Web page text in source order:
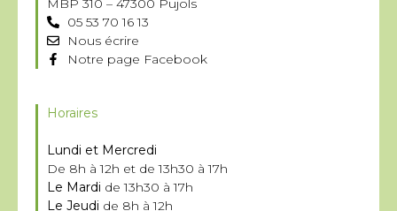
MBP 310 – 47300 Pujols
05 53 70 16 13
Nous écrire
Notre page Facebook
Horaires
Lundi et Mercredi
De 8h à 12h et de 13h30 à 17h
Le Mardi de 13h30 à 17h
Le Jeudi de 8h à 12h